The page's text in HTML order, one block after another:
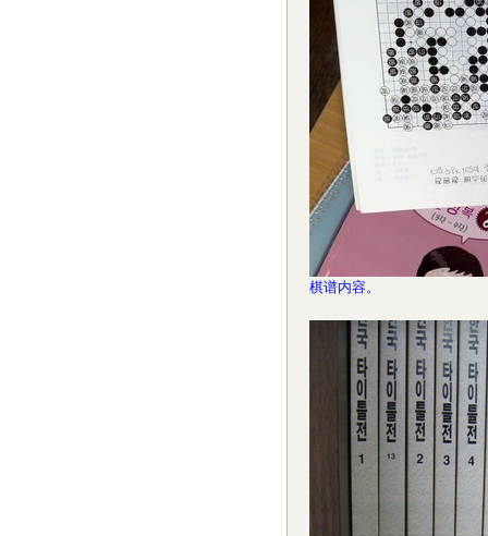
棋谱内容。